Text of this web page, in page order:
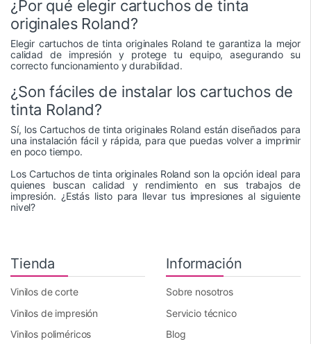
¿Por qué elegir cartuchos de tinta
originales Roland?
Elegir cartuchos de tinta originales Roland te garantiza la mejor
calidad de impresión y protege tu equipo, asegurando su
correcto funcionamiento y durabilidad.
¿Son fáciles de instalar los cartuchos de
tinta Roland?
Sí, los Cartuchos de tinta originales Roland están diseñados para
una instalación fácil y rápida, para que puedas volver a imprimir
en poco tiempo.
Los Cartuchos de tinta originales Roland son la opción ideal para
quienes buscan calidad y rendimiento en sus trabajos de
impresión. ¿Estás listo para llevar tus impresiones al siguiente
nivel?
Tienda
Vinilos de corte
Vinilos de impresión
Vinilos poliméricos
Información
Sobre nosotros
Servicio técnico
Blog